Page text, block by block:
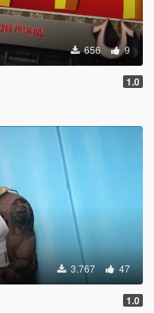
656 9
1.0
3.767 47
1.0